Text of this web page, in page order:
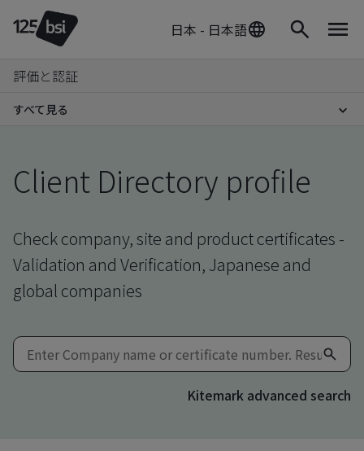
日本 - 日本語
評価と認証
すべて見る
Client Directory profile
Check company, site and product certificates -
Validation and Verification, Japanese and
global companies
Kitemark advanced search